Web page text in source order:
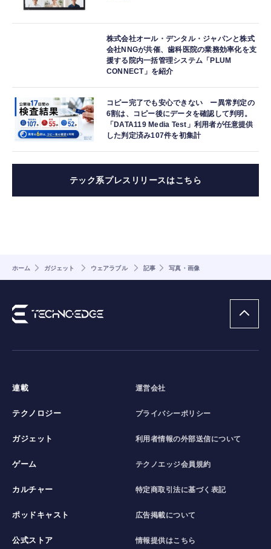
株式会社オール・デンタル・ジャパンと株式
会社NNGが共催、歯科医院の業務効率化を支
援する院内一括管理システム「PLUM
CONNECT」を紹介
コピー完了でも安心できない ー異常判定の
6割は、コピー後にデータを確認して判明。
「DATA119 Media Test」利用者が任意提供
した判定済み107件を初集計
テック系プレスリリースはこちら
ホーム ガジェット ウェアラブル 記事 写真・画像
連載
テクノロジー
ガジェット
ゲーム
カルチャー
ポッドキャスト
公式ストア
運営会社
プライバシーポリシー
利用者情報の外部送信について
テクノエッジ会員規約
特定商取引法に基づく表記
広告掲載について
情報提供はこちら